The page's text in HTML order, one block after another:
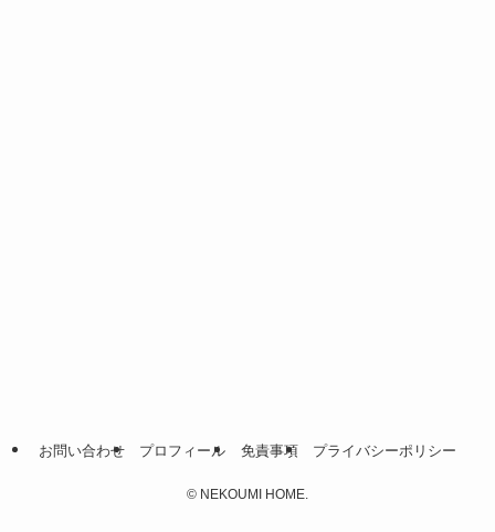
お問い合わせ プロフィール 免責事項 プライバシーポリシー
© NEKOUMI HOME.